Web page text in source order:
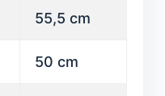
55,5 cm
50 cm